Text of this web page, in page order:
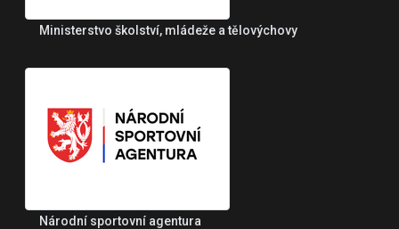
Ministerstvo školství, mládeže a tělovýchovy
Národní sportovní agentura